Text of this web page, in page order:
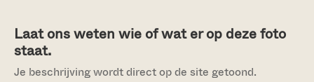
Laat ons weten wie of wat er op deze foto
staat.
Je beschrijving wordt direct op de site getoond.